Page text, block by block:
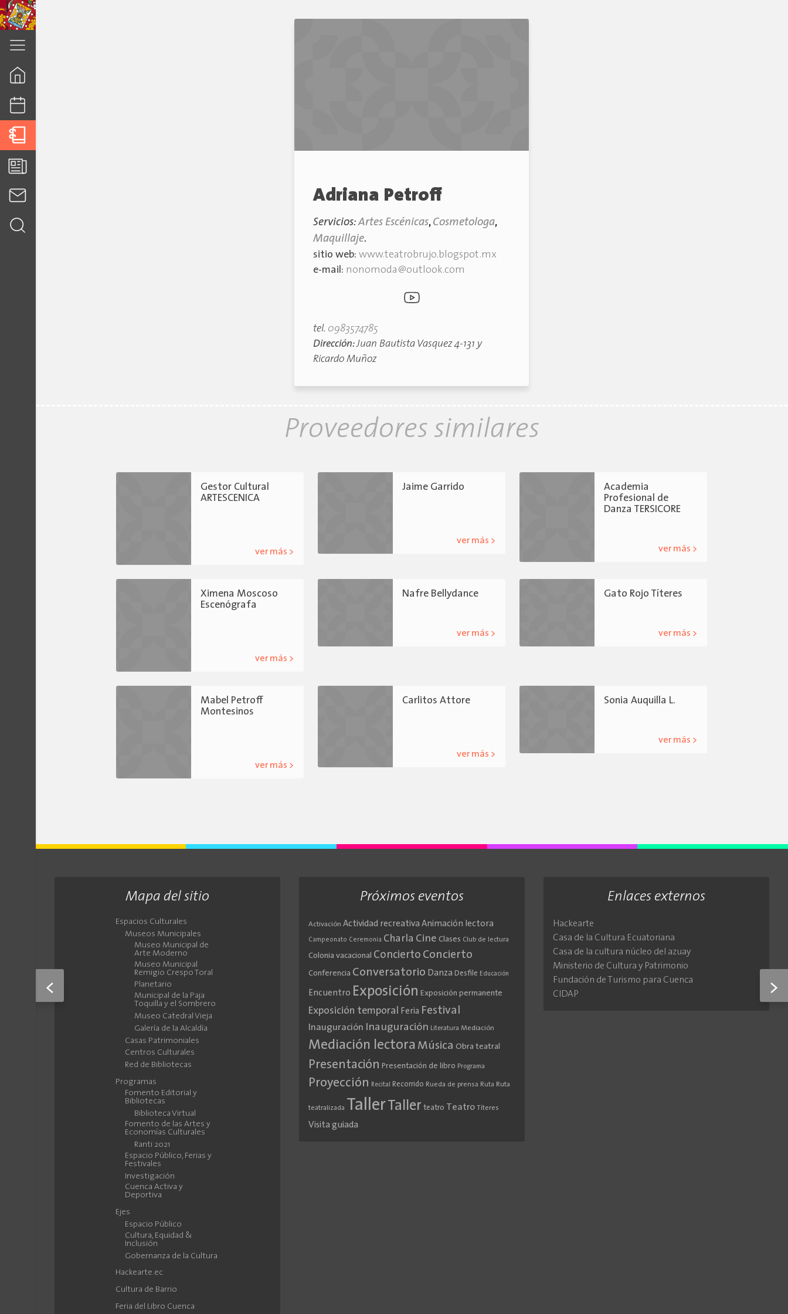
Adriana Petroff
Servicios:Artes Escénicas, Cosmetologa,
Maquillaje.
sitio web: www.teatrobrujo.blogspot.mx
e-mail: nonomoda@outlook.com
tel. 0983574785
Dirección:Juan Bautista Vasquez 4-131 y
Ricardo Muñoz
< >
Proveedores similares
Gestor Cultural
ARTESCENICA
ver más >
Jaime Garrido
ver más >
Academia
Profesional de
Danza TERSICORE
ver más >
Ximena Moscoso
Escenógrafa
ver más >
Nafre Bellydance
ver más >
Gato Rojo Títeres
ver más >
Mabel Petroff
Montesinos
ver más >
Carlitos Attore
ver más >
Sonia Auquilla L.
ver más >
Mapa del sitio
Espacios Culturales
Museos Municipales
Museo Municipal de
Arte Moderno
Museo Municipal
Remigio Crespo Toral
Planetario
Municipal de la Paja
Toquilla y el Sombrero
Museo Catedral Vieja
Galería de la Alcaldía
Casas Patrimoniales
Centros Culturales
Red de Bibliotecas
Programas
Fomento Editorial y
Bibliotecas
Biblioteca Virtual
Fomento de las Artes y
Economías Culturales
Ranti 2021
Espacio Público, Ferias y
Festivales
Investigación
Cuenca Activa y
Deportiva
Ejes
Espacio Público
Cultura, Equidad &
Inclusión
Gobernanza de la Cultura
Hackearte.ec
Cultura de Barrio
Feria del Libro Cuenca
Próximos eventos
Activación Actividad recreativa Animación lectora
Campeonato Ceremonia Charla Cine Clases Club de lectura
Colonia vacacional Concierto Concierto
Conferencia Conversatorio Danza Desfile Educación
Encuentro Exposición Exposición permanente
Exposición temporal Feria Festival
Inauguración Inauguración Literatura Mediación
Mediación lectora Música Obra teatral
Presentación Presentación de libro Programa
Proyección Recital Recorrido Rueda de prensa Ruta Ruta
teatralizada TallerTaller teatro Teatro Títeres
Visita guiada
Enlaces externos
Hackearte
Casa de la Cultura Ecuatoriana
Casa de la cultura núcleo del azuay
Ministerio de Cultura y Patrimonio
Fundación de Turismo para Cuenca
CIDAP